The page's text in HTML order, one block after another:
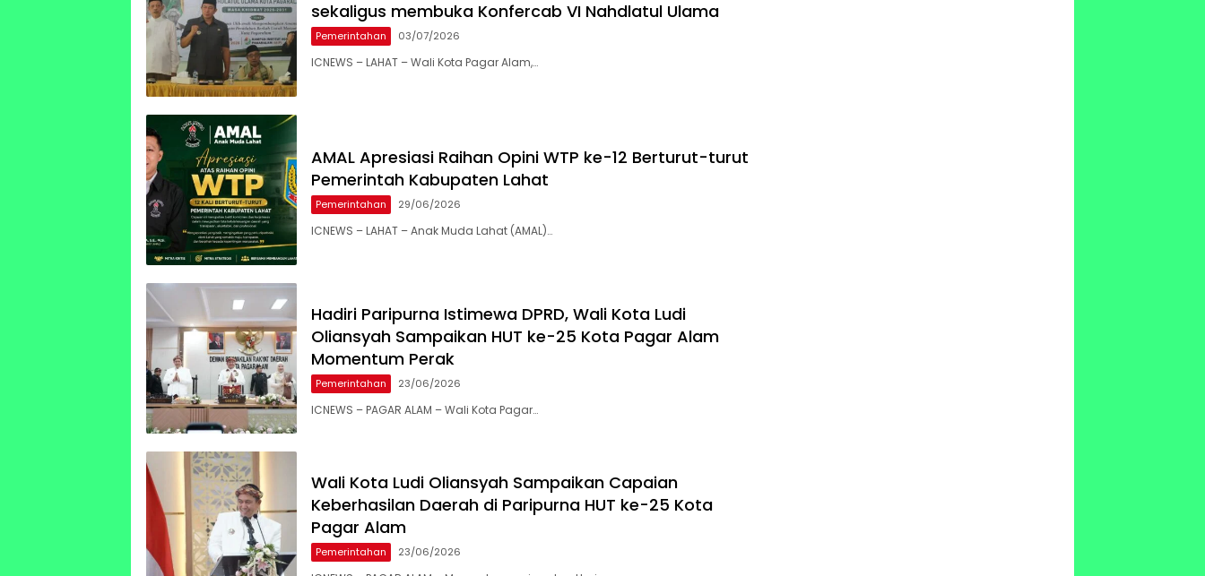
sekaligus membuka Konfercab VI Nahdlatul Ulama
Pemerintahan 03/07/2026
ICNEWS – LAHAT – Wali Kota Pagar Alam,…
AMAL Apresiasi Raihan Opini WTP ke-12 Berturut-turut
Pemerintah Kabupaten Lahat
Pemerintahan 29/06/2026
ICNEWS – LAHAT – Anak Muda Lahat (AMAL)…
Hadiri Paripurna Istimewa DPRD, Wali Kota Ludi
Oliansyah Sampaikan HUT ke-25 Kota Pagar Alam
Momentum Perak
Pemerintahan 23/06/2026
ICNEWS – PAGAR ALAM – Wali Kota Pagar…
Wali Kota Ludi Oliansyah Sampaikan Capaian
Keberhasilan Daerah di Paripurna HUT ke-25 Kota
Pagar Alam
Pemerintahan 23/06/2026